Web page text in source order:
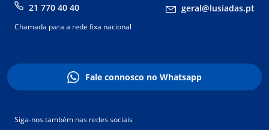
21 770 40 40 geral@lusiadas.pt
Chamada para a rede fixa nacional
Fale connosco no Whatsapp
Siga-nos também nas redes sociais